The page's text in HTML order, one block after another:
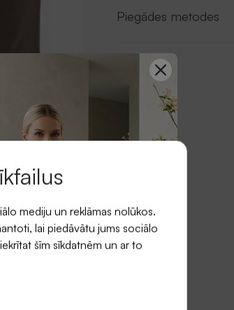
Piegādes metodes
mediju un reklāmas nolūkos.
lai piedāvātu jums sociālo
šīm sīkdatnēm un ar to